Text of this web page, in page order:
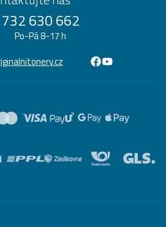
732 630 662
Po-Pá 8-17 h